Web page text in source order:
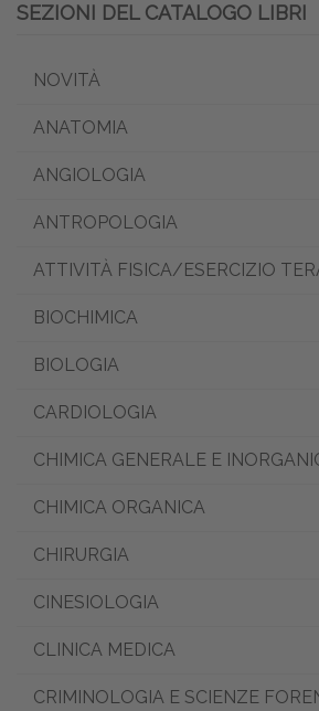
SEZIONI DEL CATALOGO LIBRI
NOVITÀ
ANATOMIA
ANGIOLOGIA
ANTROPOLOGIA
ATTIVITÀ FISICA/ESERCIZIO
BIOCHIMICA
BIOLOGIA
CARDIOLOGIA
CHIMICA GENERALE E
CHIMICA ORGANICA
CHIRURGIA
CINESIOLOGIA
CLINICA MEDICA
CRIMINOLOGIA E SCIENZE